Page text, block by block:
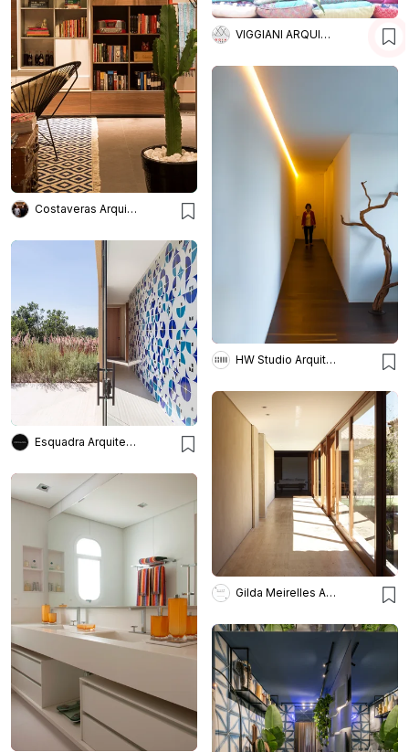
VIGGIANI ARQUITETURA
Costaveras Arquitetos
HW Studio Arquitectos
Esquadra Arquitetos
Gilda Meirelles Arquitetura